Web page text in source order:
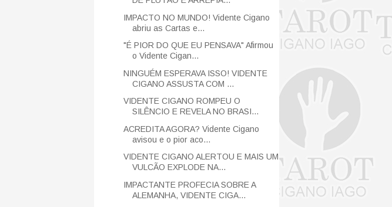
IMPACTO NO MUNDO! Vidente Cigano
abriu as Cartas e...
"É PIOR DO QUE EU PENSAVA" Afirmou
o Vidente Cigan...
NINGUÉM ESPERAVA ISSO! VIDENTE
CIGANO ASSUSTA COM ...
VIDENTE CIGANO ROMPEU O
SILÊNCIO E REVELA NO BRASI...
ACREDITA AGORA? Vidente Cigano
avisou e o pior aco...
VIDENTE CIGANO ALERTOU E MAIS UM
VULCÃO EXPLODE NA...
IMPACTANTE PROFECIA SOBRE A
ALEMANHA, VIDENTE CIGA...